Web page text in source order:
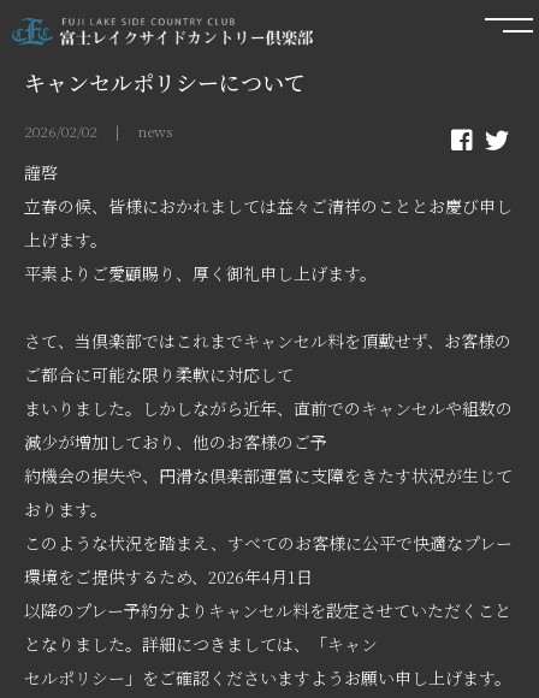
キャンセルポリシーについて
2026/02/02 | news
謹啓
立春の候、皆様におかれましては益々ご清祥のこととお慶び申し
上げます。
平素よりご愛顧賜り、厚く御礼申し上げます。
さて、当倶楽部ではこれまでキャンセル料を頂戴せず、お客様の
ご都合に可能な限り柔軟に対応して
まいりました。しかしながら近年、直前でのキャンセルや組数の
減少が増加しており、他のお客様のご予
約機会の損失や、円滑な倶楽部運営に支障をきたす状況が生じて
おります。
このような状況を踏まえ、すべてのお客様に公平で快適なプレー
環境をご提供するため、2026年4月1日
以降のプレー予約分よりキャンセル料を設定させていただくこと
となりました。詳細につきましては、「キャン
セルポリシー」をご確認くださいますようお願い申し上げます。